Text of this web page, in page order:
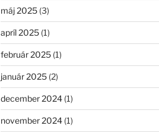
máj 2025(3)
apríl 2025(1)
február 2025(1)
január 2025(2)
december 2024(1)
november 2024(1)